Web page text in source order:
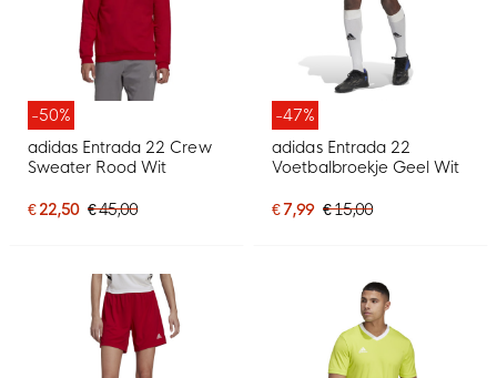
-50%
adidas Entrada 22 Crew
Sweater Rood Wit
€ 22,50 € 45,00
-47%
adidas Entrada 22
Voetbalbroekje Geel Wit
€ 7,99 € 15,00